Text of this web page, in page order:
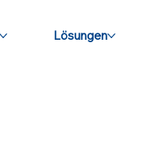
Lösungen